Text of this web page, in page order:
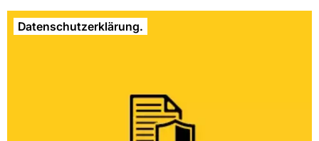
Datenschutzerklärung.